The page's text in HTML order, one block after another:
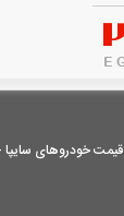
قیمت خودرو‌های